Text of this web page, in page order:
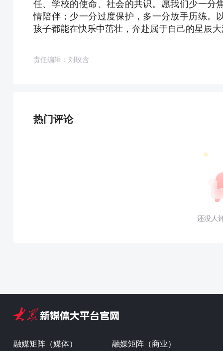
任、学校的使命、社会的共识。愿我们少一分
情陪伴；少一分过度保护，多一分放手历练。
孩子都能在快乐中茁壮，奔赴属于自己的星辰
责任编辑：刘玫含
热门评论
还没人
融媒矩阵（媒体） 融媒矩阵（商业）